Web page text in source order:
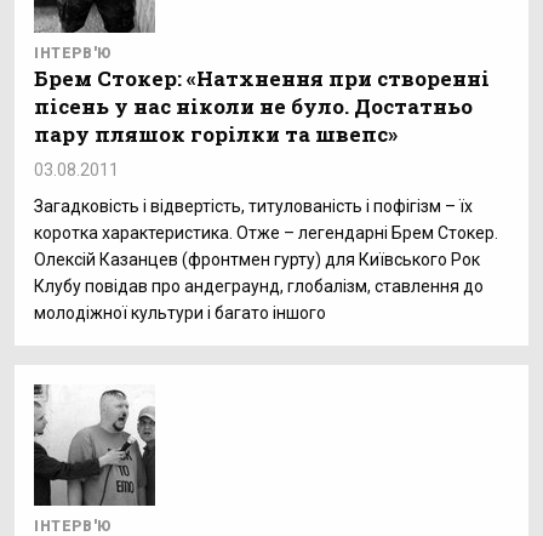
ІНТЕРВ'Ю
Брем Стокер: «Натхнення при створенні
пісень у нас ніколи не було. Достатньо
пару пляшок горілки та швепс»
03.08.2011
Загадковість і відвертість, титулованість і пофігізм – їх
коротка характеристика. Отже – легендарні Брем Стокер.
Олексій Казанцев (фронтмен гурту) для Київського Рок
Клубу повідав про андеграунд, глобалізм, ставлення до
молодіжної культури і багато іншого
ІНТЕРВ'Ю